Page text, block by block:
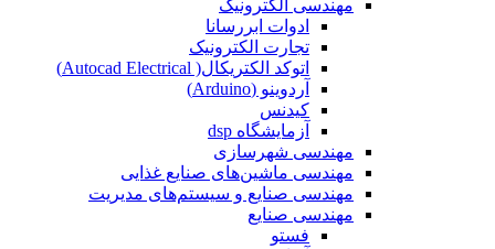
مهندسی الکترونیک
ادوات ابررسانا
تجارت الکترونیک
اتوکد الکتریکال( Autocad Electrical)
آردوینو (Arduino)
کیدنس
آزمایشگاه dsp
مهندسی شهرسازی
مهندسی ماشین‌های صنایع غذایی
مهندسی صنایع و سیستم‌های مدیریت
مهندسی صنایع
فستو